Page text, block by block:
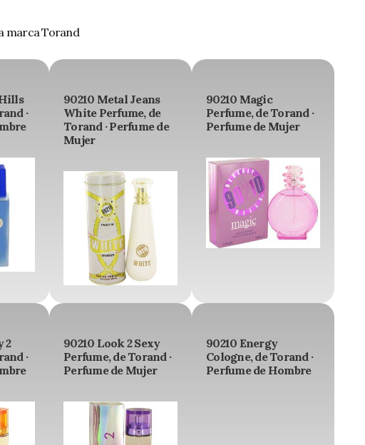
marca Torand
·
90210 Metal Jeans
White Perfume, de
Torand · Perfume de
Mujer
90210 Magic
Perfume, de Torand ·
Perfume de Mujer
2
·
90210 Look 2 Sexy
Perfume, de Torand ·
Perfume de Mujer
90210 Energy
Cologne, de Torand ·
Perfume de Hombre